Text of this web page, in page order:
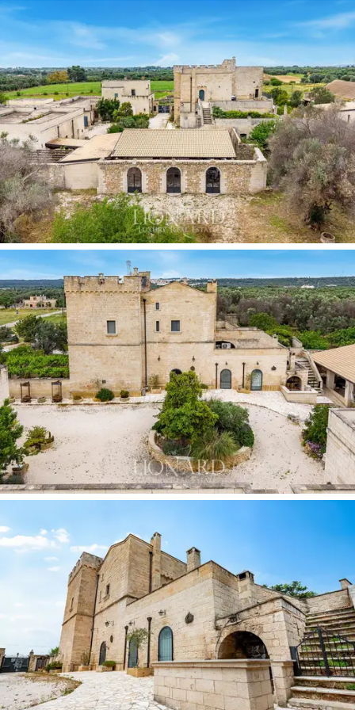
تُتيح للمجمع بأكمله تحقيق غايته في تقديم ضيافة
فاخرة.ويُعدّ مخزن الثلج تحت الأرض واحدًا من أكبر
المخازن وأندرها في شمال سالينتو، وهو مُدرج ضمن
قائمة التراث الإيطالي (FAI)، ويحتفظ بخزان مياه
يمكن التجول فيه يربط بين منطقتين من المجمع، مما
يُتيح مسارًا رائعًا تحت الأرض. ومن بين المباني
المحفوظة بشكل مثالي ذات القيمة التاريخية الكبيرة،
توجد أيضًامعصرة النبيذ التي تعود للعصور الوسطى،
والتي كانت تُستخدم لعصر العنب حتى أوائل القرن
العشرين.
تُضفي الكنيسة الصغيرة، التي بُنيت وكُرّست في
النصف الأول من القرن التاسع عشر، على المكان
طابعًا روحانيًا نادرًا. ويكتمل المجمع المعماري بحظيرة
كبيرة تعود إلى القرن الثامن عشر، وإسطبلات، ومنازل
ريفية من القرن التاسع عشر، لتشكل بذلك مجموعة
معمارية متناسقة ومتعددة الطبقات، تروي سبعة قرون
من تاريخ جنوب بوليا.
تهيمنبستان زيتون مهيب، يضم 1430 شجرة ضخمة
،
على كامل العقار، ممتدًا على مساحة تقارب 4
هكتارات من الأراضي الخصبة، ويحتوي على أنواع نباتية
وطبيعية ذات قيمة استثنائية. أما المساحة المتبقية
البالغة 16 هكتارًا من الأراضي المحيطة فتُكمل عقارًا ذا
منتزه تيرا ديلي غرافين
مما يضمن حماية المناظر الطبيعية
على مر الزمن. ويكتمل سكن الإقامة بحوض سباحة
و23 موقفًا خاصًا للسيارات.